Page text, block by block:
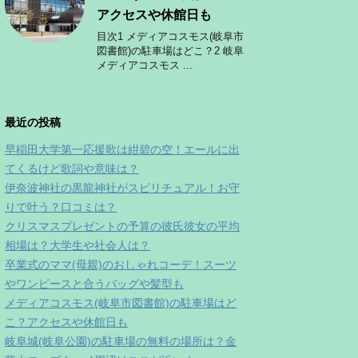
アクセスや休館日も
目次1 メディアコスモス(岐阜市
図書館)の駐車場はどこ？2 岐阜
メディアコスモス ...
最近の投稿
早稲田大学第一応援歌は紺碧の空！エールに出
てくるけど歌詞や意味は？
伊奈波神社の黒龍神社がスピリチュアル！お守
りで叶う？口コミは？
クリスマスプレゼントの予算の彼氏彼女の平均
相場は？大学生や社会人は？
卒業式のママ(母親)のおしゃれコーデ！スーツ
やワンピースと合うバッグや髪型も
メディアコスモス(岐阜市図書館)の駐車場はど
こ？アクセスや休館日も
岐阜城(岐阜公園)の駐車場の無料の場所は？金